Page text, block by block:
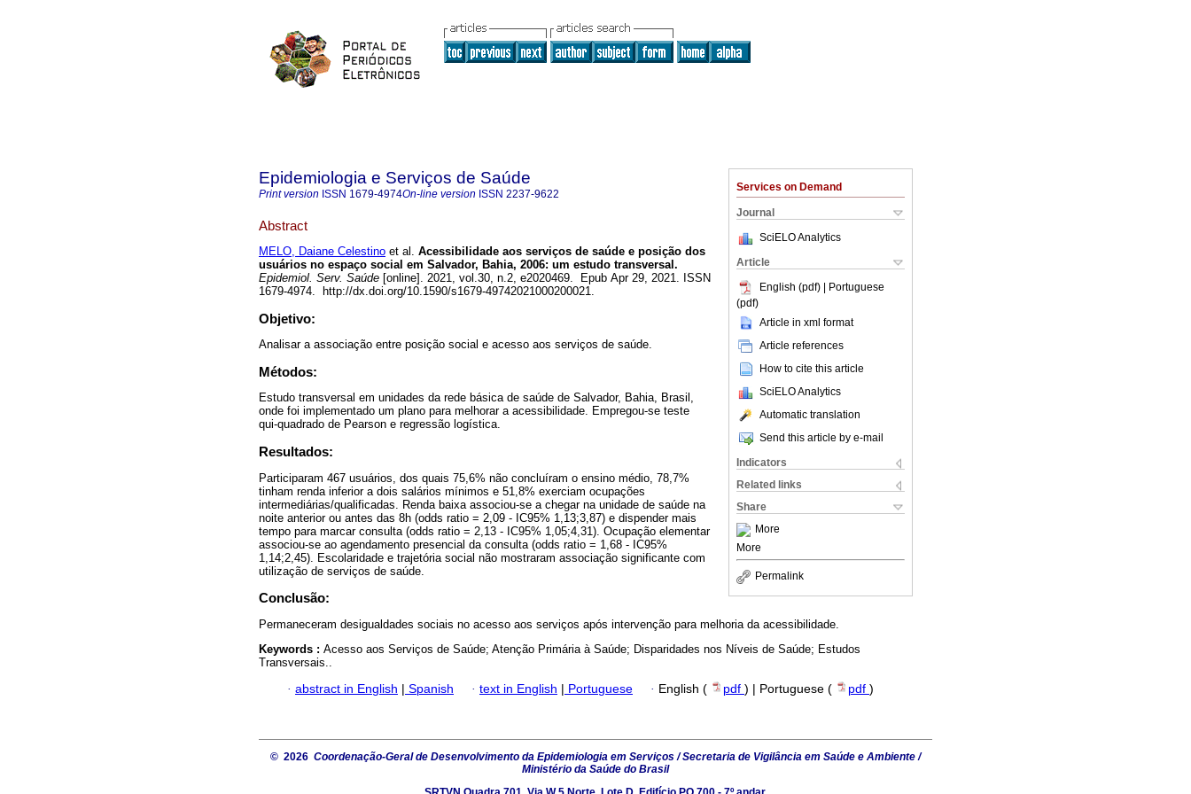
Services on Demand
Journal
SciELO Analytics
Article
English (pdf) | Portuguese
(pdf)
Article in xml format
Article references
How to cite this article
SciELO Analytics
Automatic translation
Send this article by e-mail
Indicators
Related links
Share
More
More
Permalink
Epidemiologia e Serviços de Saúde
Print version ISSN 1679-4974On-line version ISSN 2237-9622
Abstract
MELO, Daiane Celestino et al. Acessibilidade aos serviços de saúde e posição dos
usuários no espaço social em Salvador, Bahia, 2006: um estudo transversal.
Epidemiol. Serv. Saúde [online]. 2021, vol.30, n.2, e2020469. Epub Apr 29, 2021. ISSN
1679-4974. http://dx.doi.org/10.1590/s1679-49742021000200021.
Objetivo:
Analisar a associação entre posição social e acesso aos serviços de saúde.
Métodos:
Estudo transversal em unidades da rede básica de saúde de Salvador, Bahia, Brasil,
onde foi implementado um plano para melhorar a acessibilidade. Empregou-se teste
qui-quadrado de Pearson e regressão logística.
Resultados:
Participaram 467 usuários, dos quais 75,6% não concluíram o ensino médio, 78,7%
tinham renda inferior a dois salários mínimos e 51,8% exerciam ocupações
intermediárias/qualificadas. Renda baixa associou-se a chegar na unidade de saúde na
noite anterior ou antes das 8h (odds ratio = 2,09 - IC95% 1,13;3,87) e dispender mais
tempo para marcar consulta (odds ratio = 2,13 - IC95% 1,05;4,31). Ocupação elementar
associou-se ao agendamento presencial da consulta (odds ratio = 1,68 - IC95%
1,14;2,45). Escolaridade e trajetória social não mostraram associação significante com
utilização de serviços de saúde.
Conclusão:
Permaneceram desigualdades sociais no acesso aos serviços após intervenção para melhoria da acessibilidade.
Keywords : Acesso aos Serviços de Saúde; Atenção Primária à Saúde; Disparidades nos Níveis de Saúde; Estudos
Transversais..
· abstract in English Spanish · text in English Portuguese · English ( pdf ) | Portuguese ( pdf )
© 2026 Coordenação-Geral de Desenvolvimento da Epidemiologia em Serviços / Secretaria de Vigilância em Saúde e Ambiente /
Ministério da Saúde do Brasil